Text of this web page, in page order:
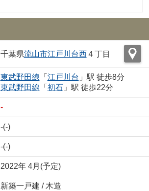
千葉県流山市江戸川台西４丁目
東武野田線 「 江戸川台 」駅 徒歩8分
東武野田線 「 初石」駅 徒歩22分
-
-(-)
-(-)
2022年 4月(予定)
新築一戸建 / 木造